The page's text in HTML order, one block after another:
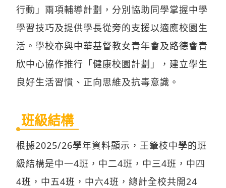
行動」兩項輔導計劃，分別協助同學掌握中學
學習技巧及提供學長從旁的支援以適應校園生
活。學校亦與中華基督教女青年會及路德會青
欣中心協作推行「健康校園計劃」，建立學生
良好生活習慣、正向思維及抗毒意識。
班級結構
根據2025/26學年資料顯示，王肇枝中學的班
級結構是中一4班，中二4班，中三4班，中四
4班，中五4班，中六4班，總計全校共開24